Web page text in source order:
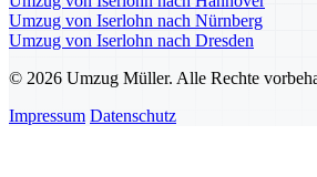
Umzug von Iserlohn nach Nürnberg
Umzug von Iserlohn nach Dresden
© 2026 Umzug Müller. Alle Rechte
Impressum Datenschutz